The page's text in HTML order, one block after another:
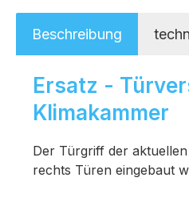
Beschreibung
Ersatz -
Klimakammer
Der Türgriff der
rechts Türen eingebaut